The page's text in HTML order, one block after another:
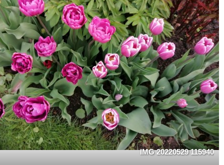
IMG 20220529 115940